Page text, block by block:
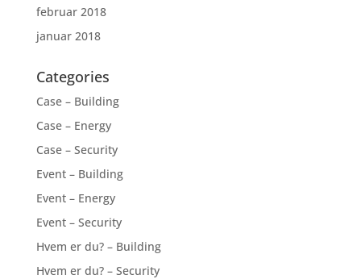
februar 2018
januar 2018
Categories
Case – Building
Case – Energy
Case – Security
Event – Building
Event – Energy
Event – Security
Hvem er du? – Building
Hvem er du? – Security